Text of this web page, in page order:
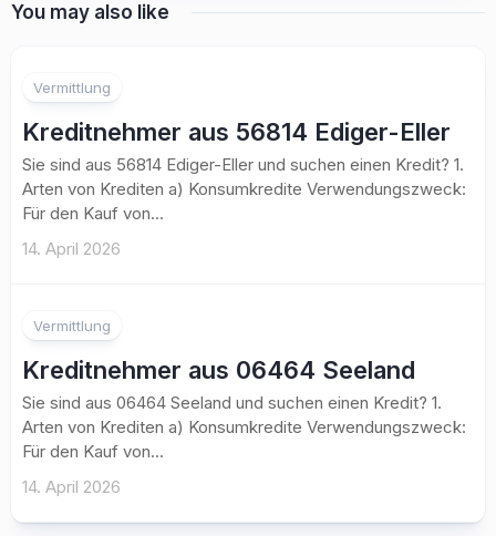
You may also like
Vermittlung
Kreditnehmer aus 56814 Ediger-Eller
Sie sind aus 56814 Ediger-Eller und suchen einen Kredit? 1.
Arten von Krediten a) Konsumkredite Verwendungszweck:
Für den Kauf von...
14. April 2026
Vermittlung
Kreditnehmer aus 06464 Seeland
Sie sind aus 06464 Seeland und suchen einen Kredit? 1.
Arten von Krediten a) Konsumkredite Verwendungszweck:
Für den Kauf von...
14. April 2026